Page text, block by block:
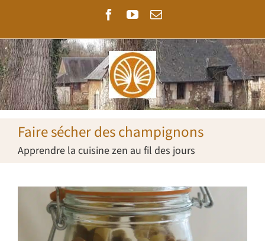
contenu
Facebook
YouTube
Email
Faire sécher des champignons
Apprendre la cuisine zen au fil des jours
l'image
agrandie